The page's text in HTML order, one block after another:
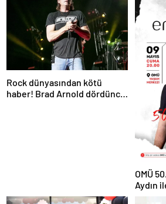
Rock dünyasından kötü
haber! Brad Arnold dördüncü
OMÜ
Aydın